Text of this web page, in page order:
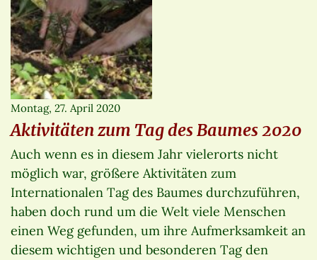
Montag, 27. April 2020
Aktivitäten zum Tag des Baumes 2020
Auch wenn es in diesem Jahr vielerorts nicht
möglich war, größere Aktivitäten zum
Internationalen Tag des Baumes durchzuführen,
haben doch rund um die Welt viele Menschen
einen Weg gefunden, um ihre Aufmerksamkeit an
diesem wichtigen und besonderen Tag den